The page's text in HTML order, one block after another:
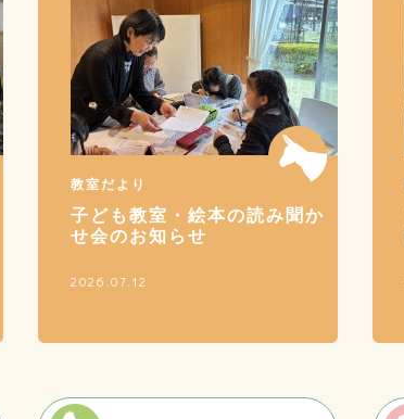
教室だより
子ども教室・絵本の読み聞か
せ会のお知らせ
2026.07.12